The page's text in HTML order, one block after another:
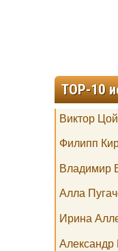
TOP-10
Виктор
Филипп
Владимир
Алла
Ирина
Александр